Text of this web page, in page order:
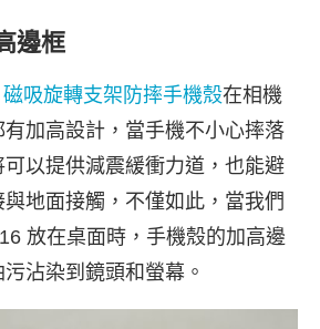
邊框
吸旋轉支架防摔手機殼在相機
加高設計，當手機不小心摔落
以提供減震緩衝力道，也能避
地面接觸，不僅如此，當我們
放在桌面時，手機殼的加高邊
沾染到鏡頭和螢幕。